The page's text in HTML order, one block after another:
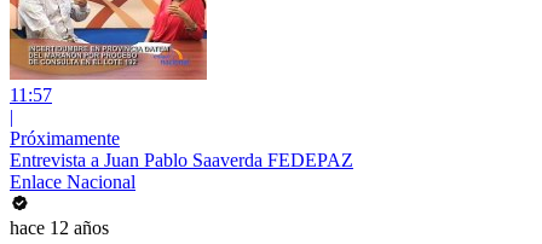
11:57
|
Próximamente
Entrevista a Juan Pablo Saaverda FEDEPAZ
Enlace Nacional
hace 12 años